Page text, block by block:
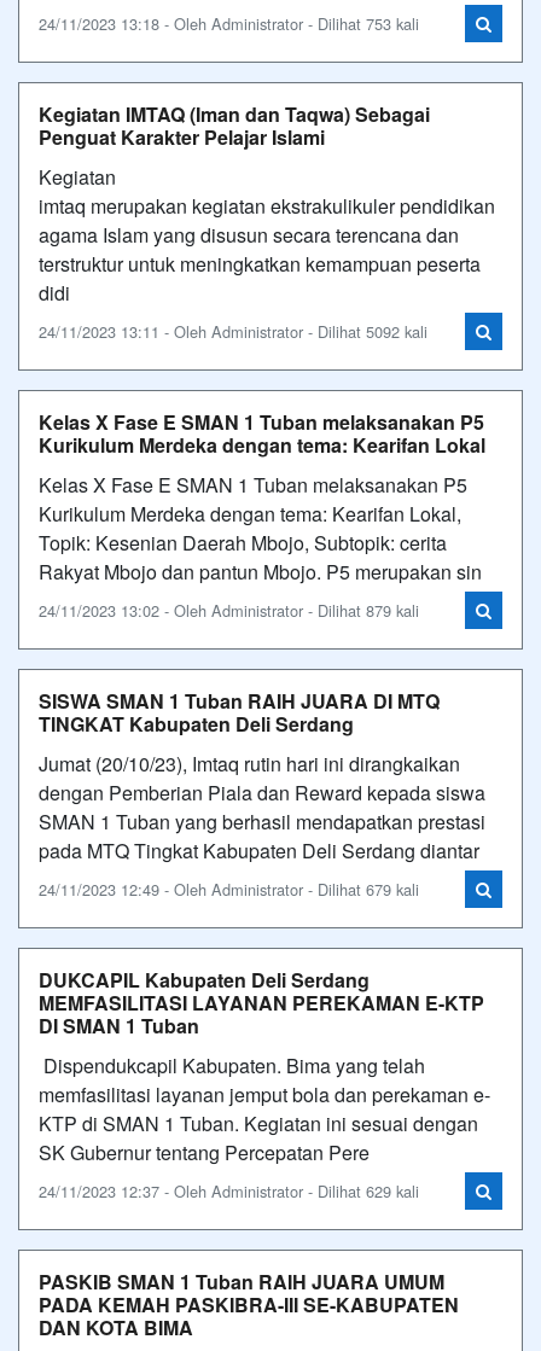
24/11/2023 13:18 - Oleh Administrator - Dilihat 753 kali
Kegiatan IMTAQ (Iman dan Taqwa) Sebagai
Penguat Karakter Pelajar Islami
Kegiatan
imtaq merupakan kegiatan ekstrakulikuler pendidikan
agama Islam yang disusun secara terencana dan
terstruktur untuk meningkatkan kemampuan peserta
didi
24/11/2023 13:11 - Oleh Administrator - Dilihat 5092 kali
Kelas X Fase E SMAN 1 Tuban melaksanakan P5
Kurikulum Merdeka dengan tema: Kearifan Lokal
Kelas X Fase E SMAN 1 Tuban melaksanakan P5
Kurikulum Merdeka dengan tema: Kearifan Lokal,
Topik: Kesenian Daerah Mbojo, Subtopik: cerita
Rakyat Mbojo dan pantun Mbojo. P5 merupakan sin
24/11/2023 13:02 - Oleh Administrator - Dilihat 879 kali
SISWA SMAN 1 Tuban RAIH JUARA DI MTQ
TINGKAT Kabupaten Deli Serdang
Jumat (20/10/23), Imtaq rutin hari ini dirangkaikan
dengan Pemberian Piala dan Reward kepada siswa
SMAN 1 Tuban yang berhasil mendapatkan prestasi
pada MTQ Tingkat Kabupaten Deli Serdang diantar
24/11/2023 12:49 - Oleh Administrator - Dilihat 679 kali
DUKCAPIL Kabupaten Deli Serdang
MEMFASILITASI LAYANAN PEREKAMAN E-KTP
DI SMAN 1 Tuban
Dispendukcapil Kabupaten. Bima yang telah
memfasilitasi layanan jemput bola dan perekaman e-
KTP di SMAN 1 Tuban. Kegiatan ini sesuai dengan
SK Gubernur tentang Percepatan Pere
24/11/2023 12:37 - Oleh Administrator - Dilihat 629 kali
PASKIB SMAN 1 Tuban RAIH JUARA UMUM
PADA KEMAH PASKIBRA-III SE-KABUPATEN
DAN KOTA BIMA